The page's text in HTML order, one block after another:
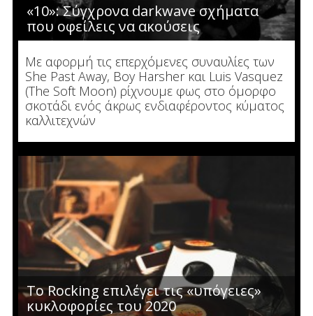
«10»: Σύγχρονα darkwave σχήματα
που οφείλεις να ακούσεις
Με αφορμή τις επερχόμενες συναυλίες των
She Past Away, Boy Harsher και Luis Vasquez
(The Soft Moon) ρίχνουμε φως στο όμορφο
σκοτάδι ενός άκρως ενδιαφέροντος κύματος
καλλιτεχνών
Το Rocking επιλέγει τις «υπόγειες»
κυκλοφορίες του 2020